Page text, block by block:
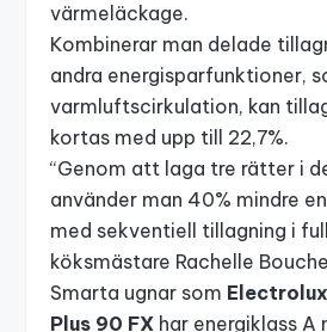
värmeläckage.
Kombinerar man delade
andra energisparfunktioner,
varmluftscirkulation, kan
kortas med upp till 22,7%.
“Genom att laga tre rätter i
använder man 40% mindre
med sekventiell tillagning i
köksmästare Rachelle
Smarta ugnar som
Plus 90 FX har energiklass A